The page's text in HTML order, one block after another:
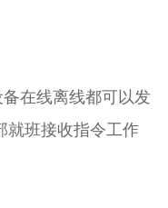
在线离线都可以发
就班接收指令工作